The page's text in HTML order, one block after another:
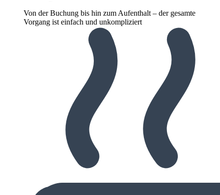
Von der Buchung bis hin zum Aufenthalt – der gesamte
Vorgang ist einfach und unkompliziert